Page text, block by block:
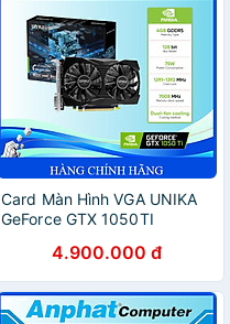
Card Màn Hình VGA UNIKA
GeForce GTX 1050TI
Chính Hãng4.900.000 đ